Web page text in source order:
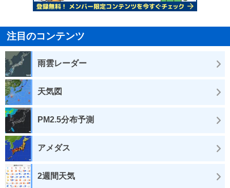
注目のコンテンツ
雨雲レーダー
天気図
PM2.5分布予測
アメダス
2週間天気